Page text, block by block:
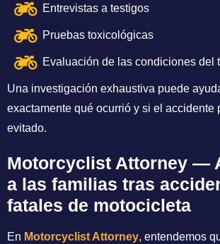
Entrevistas a testigos
Pruebas toxicológicas
Evaluación de las condiciones del
Una investigación exhaustiva puede
exactamente qué ocurrió y si el accidente
evitado.
Motorcyclist Attorney —
a las familias tras
fatales de motocicleta
En Motorcyclist Attorney, entendemos